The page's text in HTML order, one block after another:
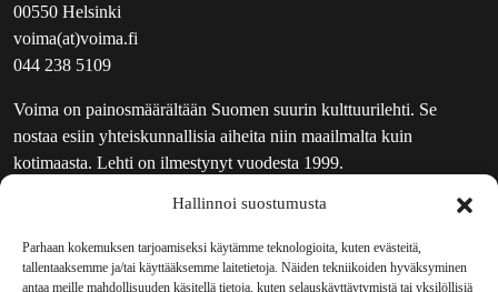
Hallinnoi suostumusta
Parhaan kokemuksen tarjoamiseksi käytämme teknologioita, kuten evästeitä,
tallentaaksemme ja/tai käyttääksemme laitetietoja. Näiden tekniikoiden hyväksyminen
antaa meille mahdollisuuden käsitellä tietoja, kuten selauskäyttäytymistä tai yksilöllisiä
00550 Helsinki
voima(at)voima.fi
044 238 5109
Voima on painosmäärältään Suomen suurin kulttuurilehti. Se
nostaa esiin yhteiskunnallisia aiheita niin maailmalta kuin
kotimaasta. Lehti on ilmestynyt vuodesta 1999.
UUTISKIRJE
MAINOSTAJILLE